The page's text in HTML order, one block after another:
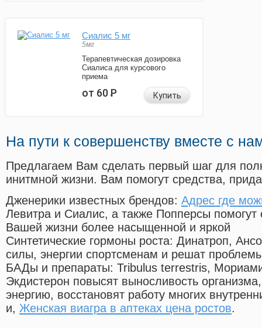
Сиалис 5 мг
5мг
Терапевтическая дозировка
Сиалиса для курсового
приема
от 60Р Купить
На пути к совершенству вместе с
Предлагаем Вам сделать первый шаг для
инитмной жизни. Вам помогут средства,
Дженерики известных брендов: Адрес где
Левитра и Сиалис, а также Попперсы помогут
Вашей жизни более насыщенной и яркой
Синтетические гормоны роста: Динатроп,
силы, энергии спортсменам и решат
БАДы и препараты: Tribulus terrestris,
Экдистерон повысят выносливость
энергию, восстановят работу многих
и, Женская виагра в аптеках цена ростов.